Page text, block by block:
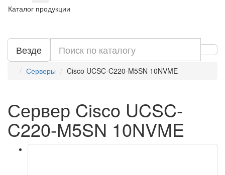
Каталог продукции
Везде
Серверы Cisco UCSC-C220-M5SN 10NVME
Сервер Cisco UCSC-
C220-M5SN 10NVME